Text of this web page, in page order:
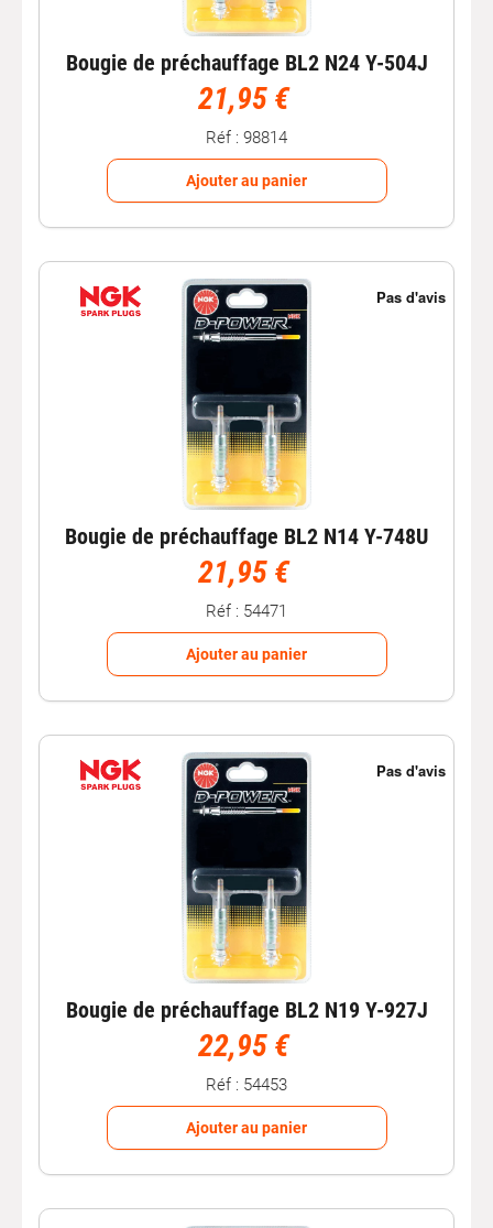
Bougie de préchauffage BL2 N24 Y-504J
21,95 €
Réf : 98814
Ajouter au panier
Bougie de préchauffage BL2 N14 Y-748U
21,95 €
Réf : 54471
Ajouter au panier
Bougie de préchauffage BL2 N19 Y-927J
22,95 €
Réf : 54453
Ajouter au panier